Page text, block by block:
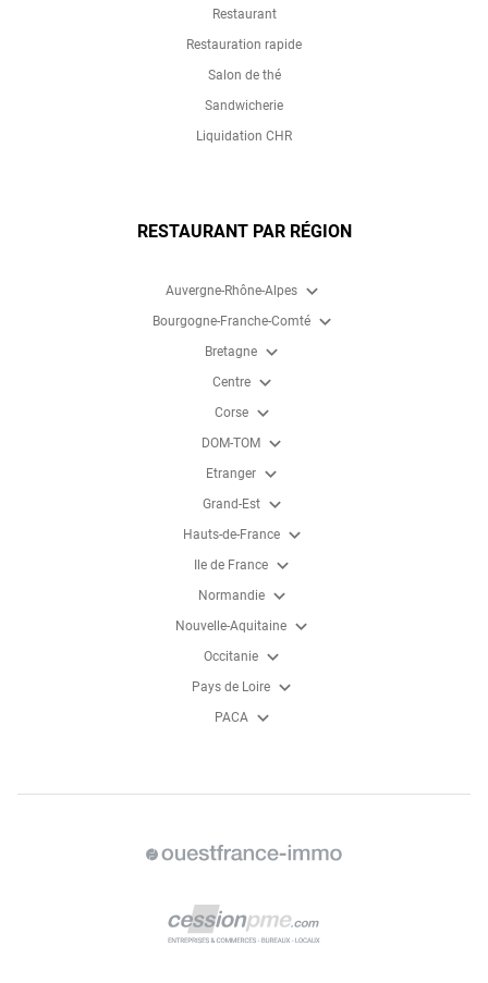
Restaurant
Restauration rapide
Salon de thé
Sandwicherie
Liquidation CHR
RESTAURANT PAR RÉGION
Auvergne-Rhône-Alpes expand_more
Bourgogne-Franche-Comté expand_more
Bretagne expand_more
Centre expand_more
Corse expand_more
DOM-TOM expand_more
Etranger expand_more
Grand-Est expand_more
Hauts-de-France expand_more
Ile de France expand_more
Normandie expand_more
Nouvelle-Aquitaine expand_more
Occitanie expand_more
Pays de Loire expand_more
PACA expand_more